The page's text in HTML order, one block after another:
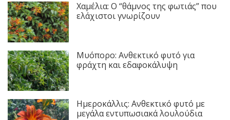
Χαμέλια: Ο “θάμνος της φωτιάς” που
ελάχιστοι γνωρίζουν
Μυόπορο: Ανθεκτικό φυτό για
φράχτη και εδαφοκάλυψη
Ημεροκάλλις: Ανθεκτικό φυτό με
μεγάλα εντυπωσιακά λουλούδια